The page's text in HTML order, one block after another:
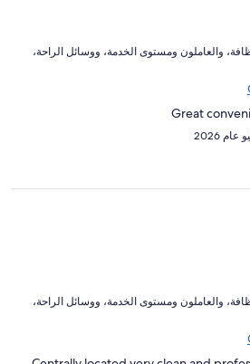
عناصر نالت الإعجاب: ⁦النظافة⁩، و⁦العاملون ومستوى الخدمة⁩، و⁦وسائل الراحة⁩،
Great
عناصر نالت الإعجاب: ⁦النظافة⁩، و⁦العاملون ومستوى الخدمة⁩، و⁦وسائل الراحة⁩،